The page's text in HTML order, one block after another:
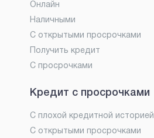
Онлайн
Наличными
С открытыми просрочками
Получить кредит
С просрочками
Кредит с просрочками
С плохой кредитной историей
С открытыми просрочками